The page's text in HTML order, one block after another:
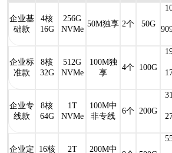
企业基
础款
4核
16G
256G
NVMe
50M独享 2个 50G
企业标
准款
8核
32G
512G
NVMe
100M独
享
4个 100G
企业专
线款
8核
64G
1T
NVMe
100M中
非专线
6个 200G
企业定
16核
2T
200M中